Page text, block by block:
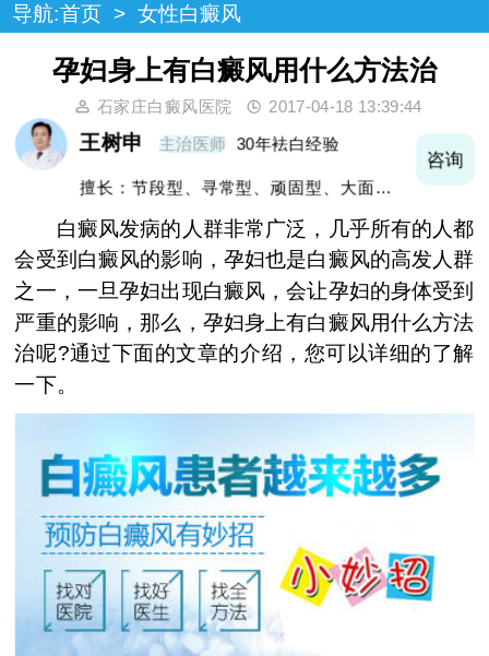
导航:首页 > 女性白癜风
孕妇身上有白癜风用什么方法治
石家庄白癜风医院 2017-04-18 13:39:44
王树申 主治医师 30年袪白经验
擅长：节段型、寻常型、顽固型、大面积白
咨询
白癜风发病的人群非常广泛，几乎所有的人都
会受到白癜风的影响，孕妇也是白癜风的高发人群
之一，一旦孕妇出现白癜风，会让孕妇的身体受到
严重的影响，那么，孕妇身上有白癜风用什么方法
治呢?通过下面的文章的介绍，您可以详细的了解
一下。